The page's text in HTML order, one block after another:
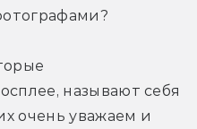
называют себя
очень уважаем и